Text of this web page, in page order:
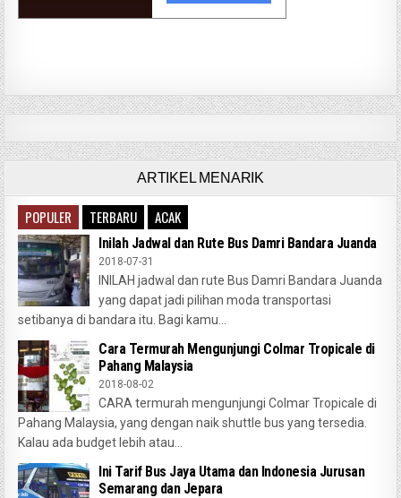
ARTIKEL MENARIK
POPULER TERBARU ACAK
Inilah Jadwal dan Rute Bus Damri Bandara Juanda
2018-07-31
INILAH jadwal dan rute Bus Damri Bandara Juanda
yang dapat jadi pilihan moda transportasi
setibanya di bandara itu. Bagi kamu...
Cara Termurah Mengunjungi Colmar Tropicale di
Pahang Malaysia
2018-08-02
CARA termurah mengunjungi Colmar Tropicale di
Pahang Malaysia, yang dengan naik shuttle bus yang tersedia.
Kalau ada budget lebih atau...
Ini Tarif Bus Jaya Utama dan Indonesia Jurusan
Semarang dan Jepara